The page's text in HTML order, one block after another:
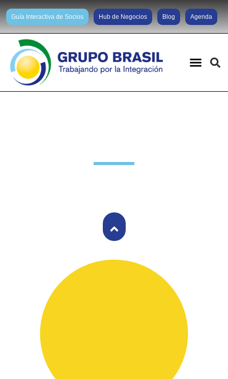
Guía Interactiva de Socios Hub de Negocios Blog Agenda